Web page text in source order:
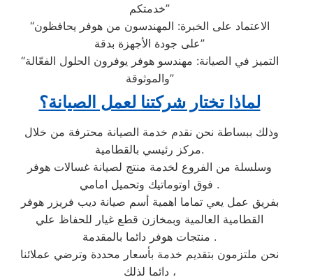
خدمتكم”
“الاعتماد على الخبرة: المهندسون من هوفر يحافظون
على جودة الأجهزة بدقة”
“التميز في الصيانة: مهندسو هوفر يوفرون الحلول الفعّالة
والموثوقة”
لماذا تختار شركتنا لعمل الصيانة؟
مركز رئيسي بالقطامية.
وسلسلة من الفروع لخدمة منتج لصيانة غسالات هوفر
فوق اوتوماتيك وتحميل امامي .
بفريق عمل يعي تماما اهمية أسم صيانة ديب فريزر هوفر
القطامية العالمية وبمخازن قطع غيار للحفاظ علي
منتجات هوفر دائما بالمقدمة .
نحن ملتزمون بتقديم خدمة بأسعار محددة وترضي عملائنا
دائما لذلك ،